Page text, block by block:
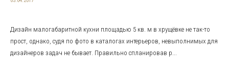
Дизайн малогабаритной кухни площадью 5 кв. м в хрущёвке не так-то
прост, однако, судя по фото в каталогах интерьеров, невыполнимых для
дизайнеров задач не бывает. Правильно спланировав р...